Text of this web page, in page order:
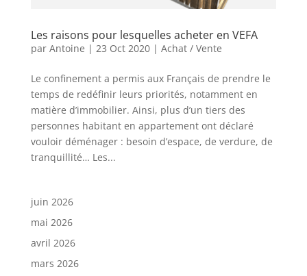
Les raisons pour lesquelles acheter en VEFA
par Antoine | 23 Oct 2020| Achat / Vente
Le confinement a permis aux Français de prendre le
temps de redéfinir leurs priorités, notamment en
matière d’immobilier. Ainsi, plus d’un tiers des
personnes habitant en appartement ont déclaré
vouloir déménager : besoin d’espace, de verdure, de
tranquillité… Les...
juin 2026
mai 2026
avril 2026
mars 2026